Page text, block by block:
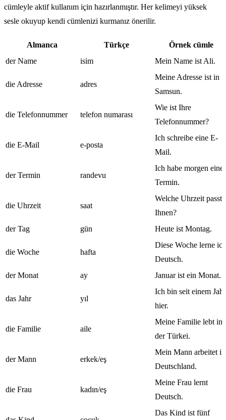
cümleyle aktif kullanım için hazırlanmıştır. Her kelimeyi yüksek
sesle okuyup kendi cümlenizi kurmanız önerilir.
Almanca Türkçe
Örnek cümle
der Name
isim Mein Name ist Ali.
die Adresse adres
Meine Adresse ist in
Samsun.
die Telefonnummer telefon numarası
Wie ist Ihre
Telefonnummer?
die E-Mail e-posta
Ich schreibe eine E-
Mail.
der Termin randevu
Ich habe morgen
Termin.
die Uhrzeit saat
Welche Uhrzeit passt
Ihnen?
der Tag
gün Heute ist Montag.
die Woche hafta
Diese Woche lerne ich
Deutsch.
der Monat
ay Januar ist ein Monat.
das Jahr yıl
Ich bin seit einem Jahr
hier.
die Familie aile
Meine Familie lebt in
der Türkei.
der Mann erkek/eş
Mein Mann arbeitet in
Deutschland.
die Frau kadın/eş
Meine Frau lernt
Deutsch.
Das Kind ist fünf